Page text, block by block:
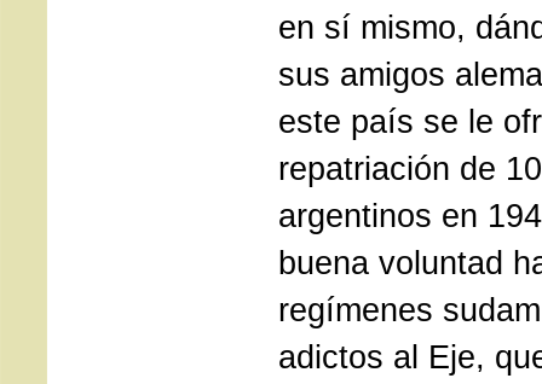
en sí mismo,
sus amigos
este país se le
repatriación de
argentinos en
buena voluntad
regímenes
adictos al Eje,